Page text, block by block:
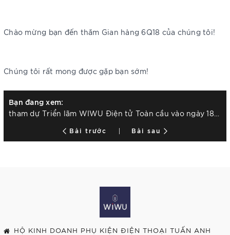
Chào mừng bạn đến thăm Gian hàng 6Q18 của chúng tôi!
Chúng tôi rất mong được gặp bạn sớm!
Bạn đang xem:
Bài trước Bài sau
HỘ KINH DOANH PHỤ KIỆN ĐIỆN THOẠI TUẤN ANH